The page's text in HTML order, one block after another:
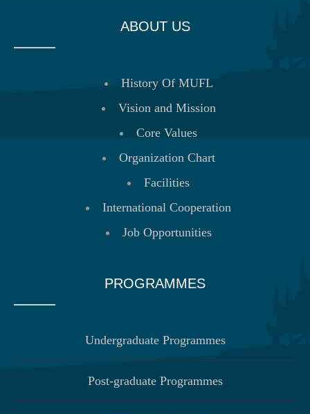
ABOUT US
History Of MUFL
Vision and Mission
Core Values
Organization Chart
Facilities
International Cooperation
Job Opportunities
PROGRAMMES
Undergraduate Programmes
Post-graduate Programmes